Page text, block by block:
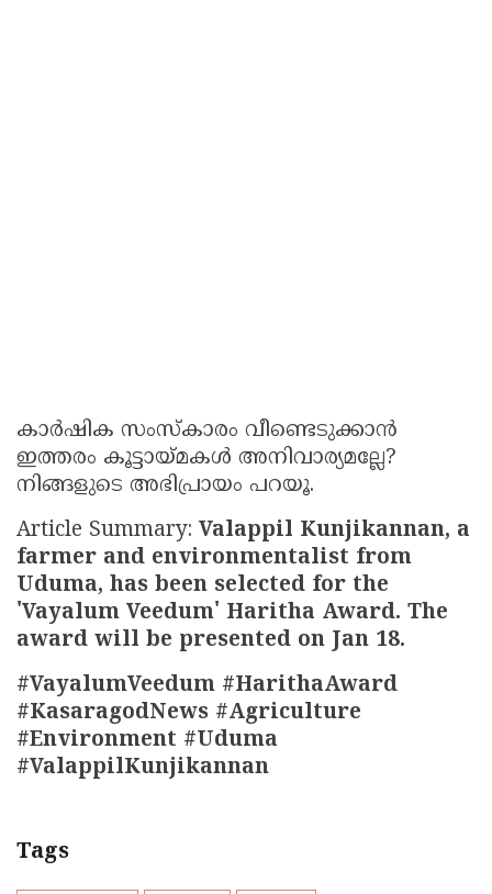
കാർഷിക സംസ്കാരം വീണ്ടെടുക്കാൻ
ഇത്തരം കൂട്ടായ്മകൾ അനിവാര്യമല്ലേ?
നിങ്ങളുടെ അഭിപ്രായം പറയൂ.
Article Summary: Valappil Kunjikannan, a
farmer and environmentalist from
Uduma, has been selected for the
'Vayalum Veedum' Haritha Award. The
award will be presented on Jan 18.
#VayalumVeedum #HarithaAward
#KasaragodNews #Agriculture
#Environment #Uduma
#ValappilKunjikannan
Tags